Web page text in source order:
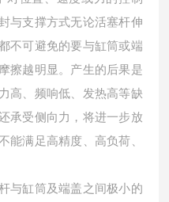
与支撑方式无论活塞杆伸
不可避免的要与缸筒或端
擦越明显。产生的后果是
高、频响低、发热高等缺
承受侧向力，将进一步放
能满足高精度、高负荷、
与缸筒及端盖之间极小的